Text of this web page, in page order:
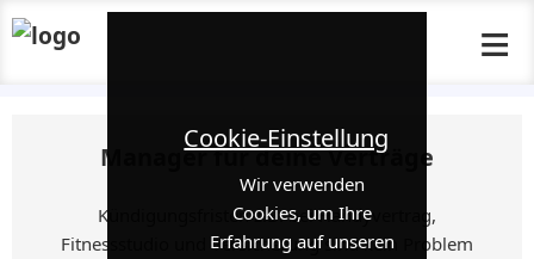
Cookie-Einstellung
Wir verwenden
Cookies, um Ihre
Erfahrung auf unseren
≡
Manager für deine Verträge
Kündigungsfristen z.B. bei Handyvertrag,
Fitnessstudio und Versicherung sind kein Problem